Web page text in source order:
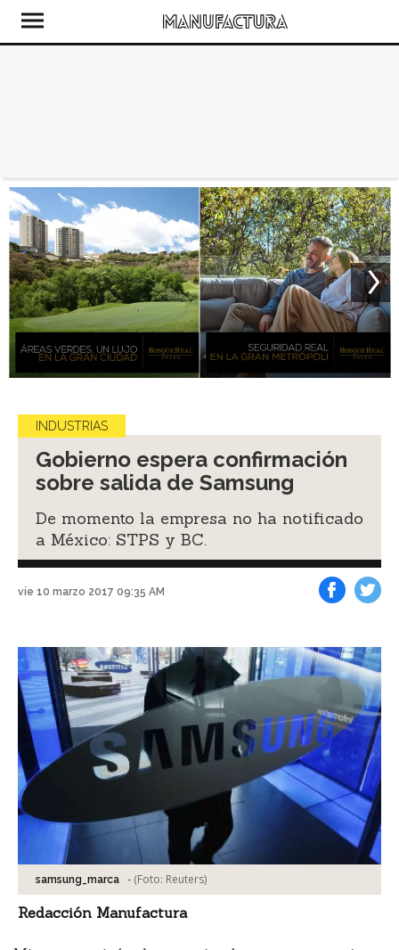
INDUSTRIAS
Gobierno espera confirmación
sobre salida de Samsung
De momento la empresa no ha notificado
a México: STPS y BC.
vie 10 marzo 2017 09:35 AM
samsung_marca - (Foto: Reuters)
Redacción Manufactura